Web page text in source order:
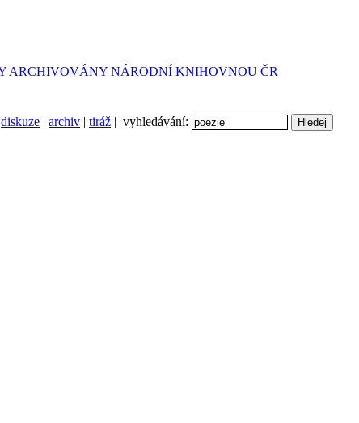
diskuze | archiv | tiráž | vyhledávání: